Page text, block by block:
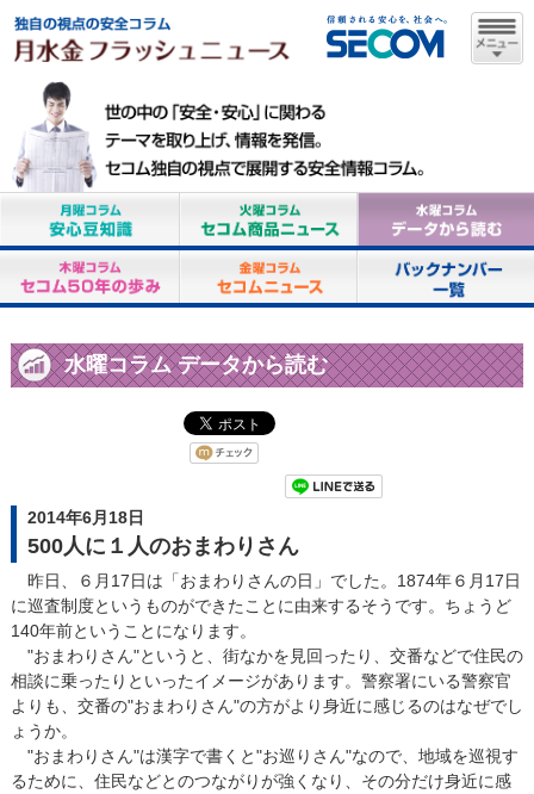
水曜コラム データから読む
2014年6月18日
500人に１人のおまわりさん
昨日、６月17日は「おまわりさんの日」でした。1874年６月17日
に巡査制度というものができたことに由来するそうです。ちょうど
140年前ということになります。
"おまわりさん"というと、街なかを見回ったり、交番などで住民の
相談に乗ったりといったイメージがあります。警察署にいる警察官
よりも、交番の"おまわりさん"の方がより身近に感じるのはなぜでし
ょうか。
"おまわりさん"は漢字で書くと"お巡りさん"なので、地域を巡視す
るために、住民などとのつながりが強くなり、その分だけ身近に感